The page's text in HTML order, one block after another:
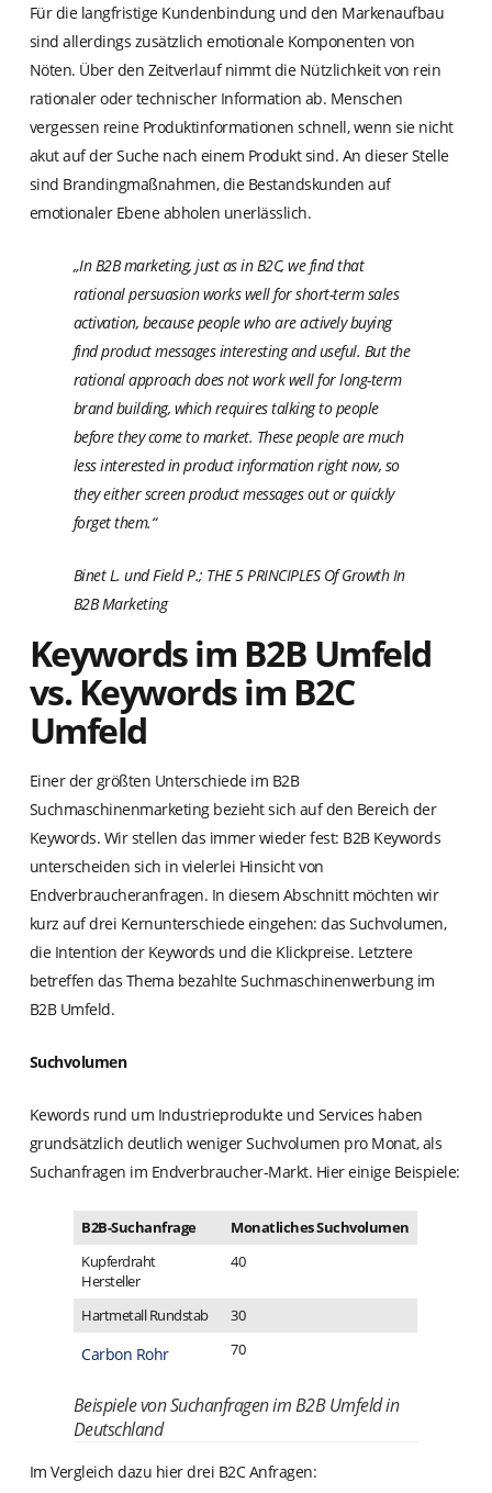
Für die langfristige Kundenbindung und den Markenaufbau
sind allerdings zusätzlich emotionale Komponenten von
Nöten. Über den Zeitverlauf nimmt die Nützlichkeit von rein
rationaler oder technischer Information ab. Menschen
vergessen reine Produktinformationen schnell, wenn sie nicht
akut auf der Suche nach einem Produkt sind. An dieser Stelle
sind Brandingmaßnahmen, die Bestandskunden auf
emotionaler Ebene abholen unerlässlich.
„In B2B marketing, just as in B2C, we find that
rational persuasion works well for short-term sales
activation, because people who are actively buying
find product messages interesting and useful. But the
rational approach does not work well for long-term
brand building, which requires talking to people
before they come to market. These people are much
less interested in product information right now, so
they either screen product messages out or quickly
forget them.“
Binet L. und Field P.; THE 5 PRINCIPLES Of Growth In
B2B Marketing
Keywords im B2B Umfeld
vs. Keywords im B2C
Umfeld
Einer der größten Unterschiede im B2B
Suchmaschinenmarketing bezieht sich auf den Bereich der
Keywords. Wir stellen das immer wieder fest: B2B Keywords
unterscheiden sich in vielerlei Hinsicht von
Endverbraucheranfragen. In diesem Abschnitt möchten wir
kurz auf drei Kernunterschiede eingehen: das Suchvolumen,
die Intention der Keywords und die Klickpreise. Letztere
betreffen das Thema bezahlte Suchmaschinenwerbung im
B2B Umfeld.
Suchvolumen
Kewords rund um Industrieprodukte und Services haben
grundsätzlich deutlich weniger Suchvolumen pro Monat, als
Suchanfragen im Endverbraucher-Markt. Hier einige Beispiele:
B2B-Suchanfrage
Monatliches Suchvolumen
Kupferdraht
Hersteller
40
Hartmetall Rundstab 30
Carbon Rohr 70
Beispiele von Suchanfragen im B2B Umfeld in
Deutschland
Im Vergleich dazu hier drei B2C Anfragen: